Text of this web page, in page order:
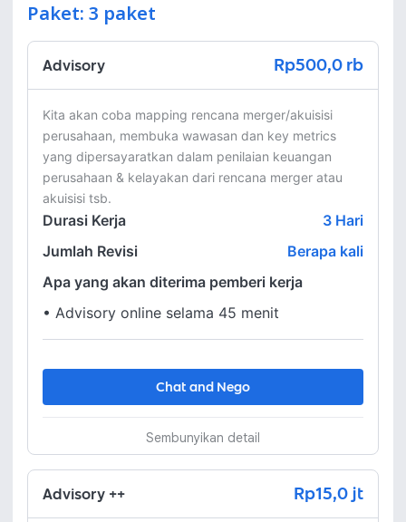
Paket: 3 paket
Advisory Rp500,0 rb
Kita akan coba mapping rencana merger/akuisisi
perusahaan, membuka wawasan dan key metrics
yang dipersayaratkan dalam penilaian keuangan
perusahaan & kelayakan dari rencana merger atau
Durasi Kerja 3 Hari
Jumlah Revisi
Berapa kali
Apa yang akan diterima pemberi kerja
• Advisory online selama 45 menit
Chat and Nego
Sembunyikan detail
Advisory ++ Rp15,0 jt